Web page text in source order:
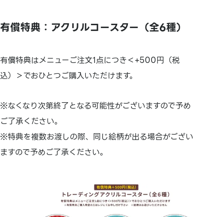
有償特典：アクリルコースター（全6種）
有償特典はメニューご注文1点につき＜+500円（税
込）＞でおひとつご購入いただけます。
※なくなり次第終了となる可能性がございますので予め
ご了承ください。
※特典を複数お渡しの際、同じ絵柄が出る場合がござい
ますので予めご了承ください。